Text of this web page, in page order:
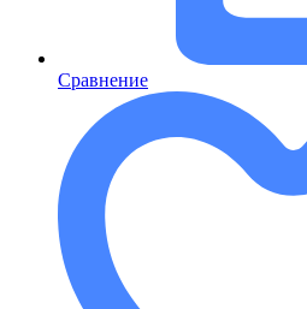
Сравнение